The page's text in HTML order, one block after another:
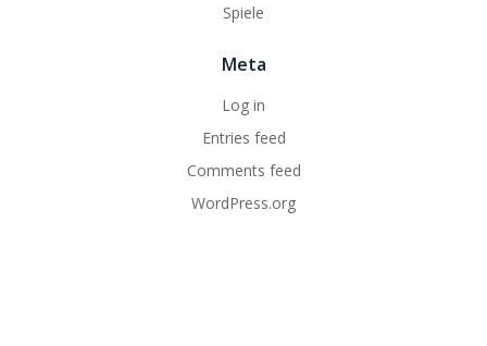
Spiele
Meta
Log in
Entries feed
Comments feed
WordPress.org